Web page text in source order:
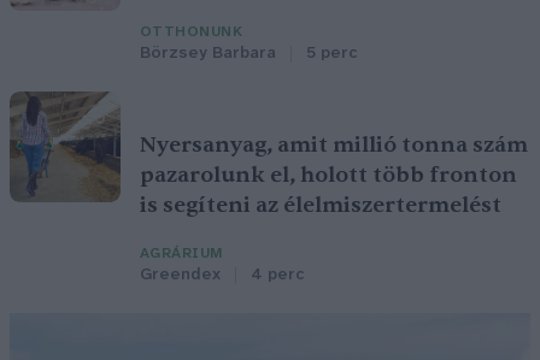
OTTHONUNK
Börzsey Barbara 5 perc
Nyersanyag, amit millió tonna szám
pazarolunk el, holott több fronton
is segíteni az élelmiszertermelést
AGRÁRIUM
Greendex 4 perc